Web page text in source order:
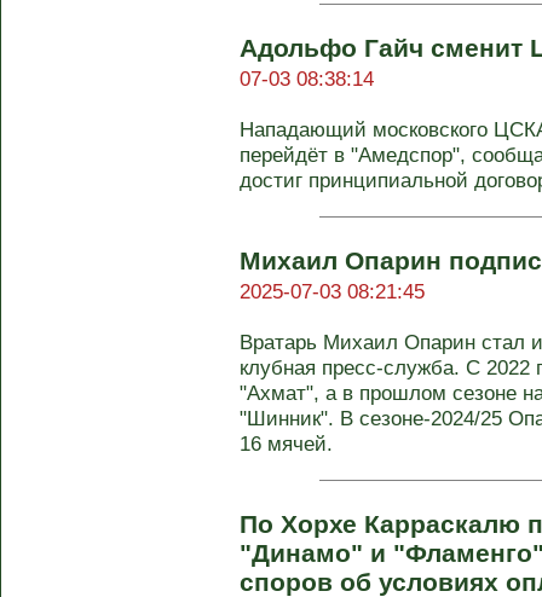
Адольфо Гайч
07-03 08:38:14
Нападающий московского
перейдёт в "Амедспор",
достиг принципиальной
Михаил Опарин
2025-07-03 08:21:45
Вратарь Михаил Опарин стал
клубная пресс-служба. С 2022
"Ахмат", а в прошлом сезоне
"Шинник". В сезоне-2024/25
16 мячей.
По Хорхе Карраскалю
"Динамо" и "Фламенго"
споров об условиях